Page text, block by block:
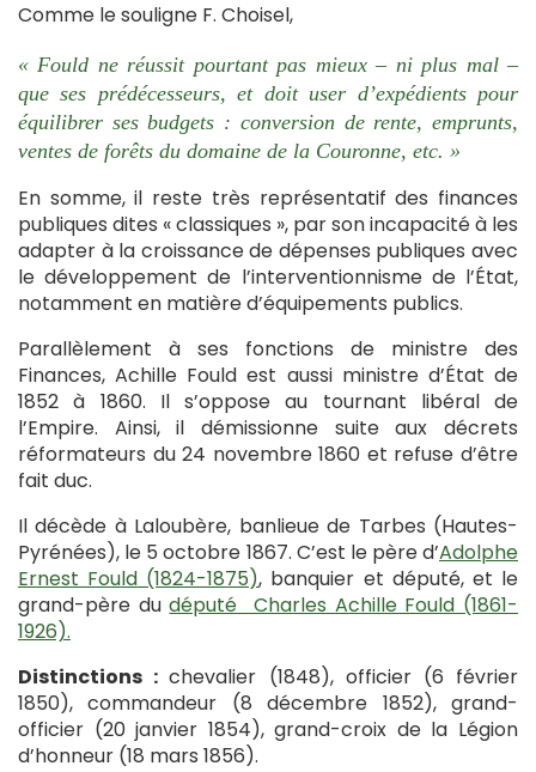
Comme le souligne F. Choisel,
« Fould ne réussit pourtant pas mieux – ni plus mal –
que ses prédécesseurs, et doit user d’expédients pour
équilibrer ses budgets : conversion de rente, emprunts,
ventes de forêts du domaine de la Couronne, etc. »
En somme, il reste très représentatif des finances
publiques dites « classiques », par son incapacité à les
adapter à la croissance de dépenses publiques avec
le développement de l’interventionnisme de l’État,
notamment en matière d’équipements publics.
Parallèlement à ses fonctions de ministre des
Finances, Achille Fould est aussi ministre d’État de
1852 à 1860. Il s’oppose au tournant libéral de
l’Empire. Ainsi, il démissionne suite aux décrets
réformateurs du 24 novembre 1860 et refuse d’être
fait duc.
Il décède à Laloubère, banlieue de Tarbes (Hautes-
Pyrénées), le 5 octobre 1867. C’est le père d’Adolphe
Ernest Fould (1824-1875), banquier et député, et le
grand-père dudéputé Charles Achille Fould (1861-
1926).
Distinctions :chevalier (1848), officier (6 février
1850), commandeur (8 décembre 1852), grand-
officier (20 janvier 1854), grand-croix de la Légion
d’honneur (18 mars 1856).